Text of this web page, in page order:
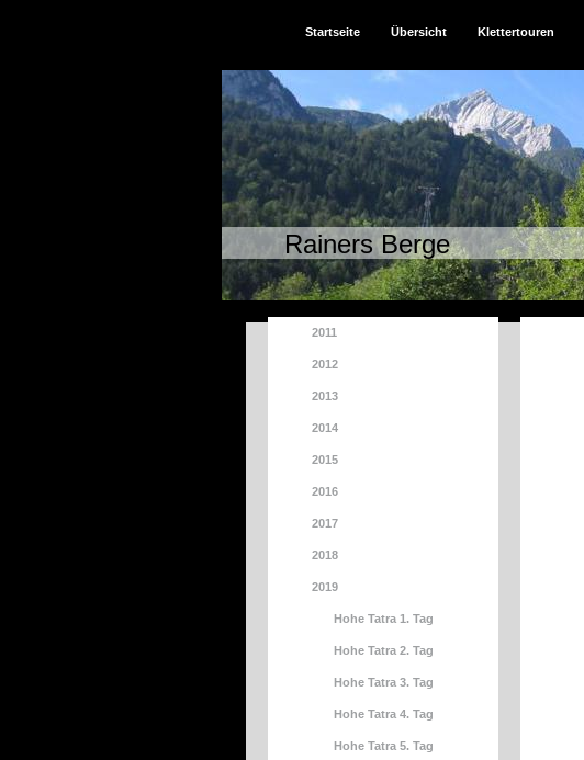
Startseite Übersicht Klettertouren
Rainers Berge
2011
2012
2013
2014
2015
2016
2017
2018
2019
Hohe Tatra 1. Tag
Hohe Tatra 2. Tag
Hohe Tatra 3. Tag
Hohe Tatra 4. Tag
Hohe Tatra 5. Tag